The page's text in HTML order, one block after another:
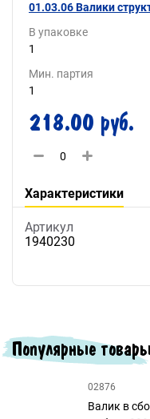
01.03.06 Валики
В упаковке
1
Мин. партия
1
218.00 руб.
Характеристики
Артикул
1940230
Популярные товары
02876
Валик в